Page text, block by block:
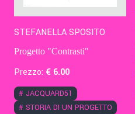
STEFANELLA SPOSITO
Progetto "Contrasti"
Prezzo: € 6.00
# JACQUARD51
# STORIA DI UN PROGETTO